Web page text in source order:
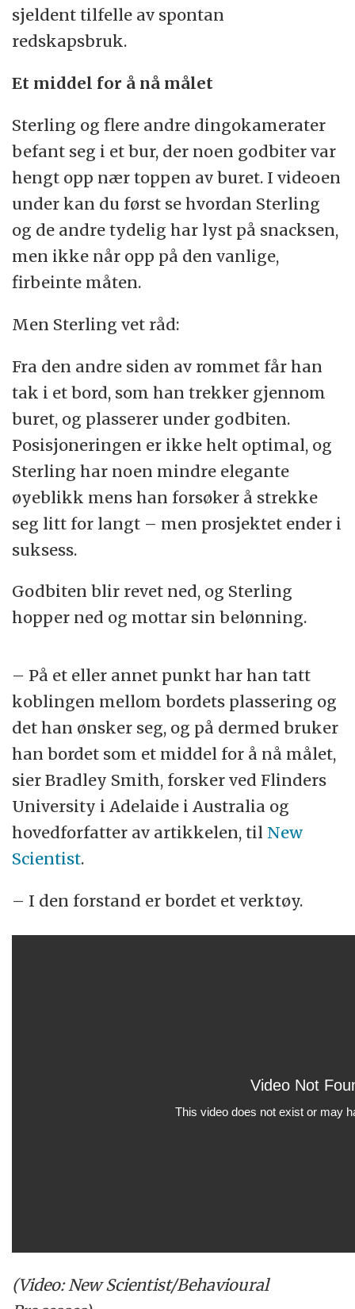
sjeldent tilfelle av spontan
redskapsbruk.
Et middel for å nå målet
Sterling og flere andre dingokamerater
befant seg i et bur, der noen godbiter var
hengt opp nær toppen av buret. I videoen
under kan du først se hvordan Sterling
og de andre tydelig har lyst på snacksen,
men ikke når opp på den vanlige,
firbeinte måten.
Men Sterling vet råd:
Fra den andre siden av rommet får han
tak i et bord, som han trekker gjennom
buret, og plasserer under godbiten.
Posisjoneringen er ikke helt optimal, og
Sterling har noen mindre elegante
øyeblikk mens han forsøker å strekke
seg litt for langt – men prosjektet ender i
suksess.
Godbiten blir revet ned, og Sterling
hopper ned og mottar sin belønning.
– På et eller annet punkt har han tatt
koblingen mellom bordets plassering og
det han ønsker seg, og på dermed bruker
han bordet som et middel for å nå målet,
sier Bradley Smith, forsker ved Flinders
University i Adelaide i Australia og
hovedforfatter av artikkelen, til New
Scientist.
– I den forstand er bordet et verktøy.
(Video: New Scientist/Behavioural